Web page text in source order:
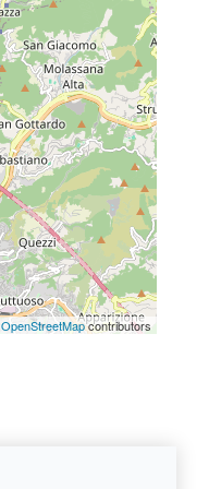
OpenStreetMapcontributors